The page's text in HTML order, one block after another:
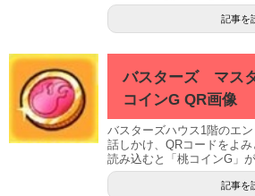
記事を
バスターズ マス
コインG QR画像
バスターズハウス1階のエ
話しかけ、QRコードをよ
読み込むと「桃コインG」
記事を